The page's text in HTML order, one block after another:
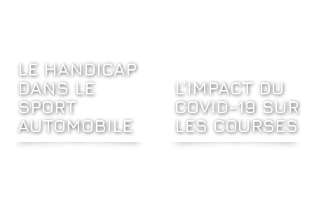
LE HANDICAP
DANS LE
SPORT
AUTOMOBILE
L’IMPACT DU
COVID-19 SUR
LES COURSES